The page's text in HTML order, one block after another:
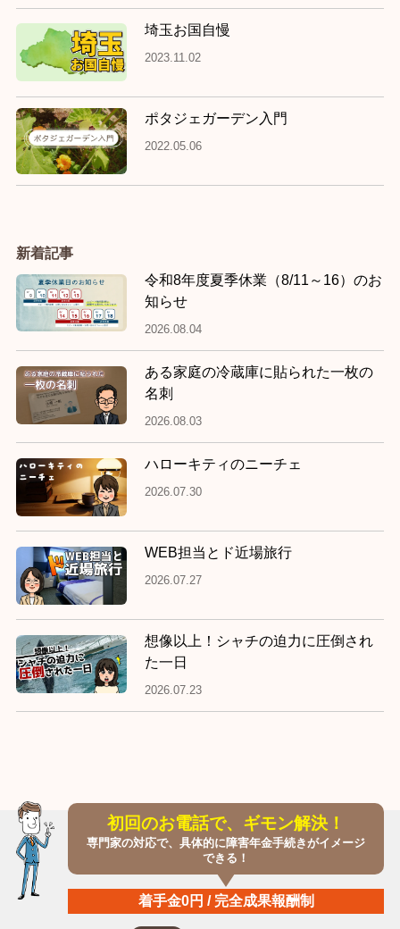
埼玉お国自慢
2023.11.02
ポタジェガーデン入門
2022.05.06
新着記事
令和8年度夏季休業（8/11～16）のお
知らせ
2026.08.04
ある家庭の冷蔵庫に貼られた一枚の
名刺
2026.08.03
ハローキティのニーチェ
2026.07.30
WEB担当とド近場旅行
2026.07.27
想像以上！シャチの迫力に圧倒され
た一日
2026.07.23
初回のお電話で、ギモン解決！
専門家の対応で、具体的に障害年金手続きがイメージ
できる！
着手金0円 / 完全成果報酬制